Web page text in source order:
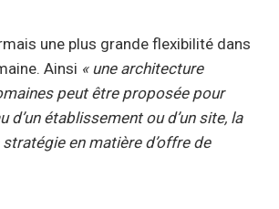
une plus grande flexibilité dans
Ainsi « une architecture
peut être proposée pour
d’un établissement ou d’un site, la
en matière d’offre de